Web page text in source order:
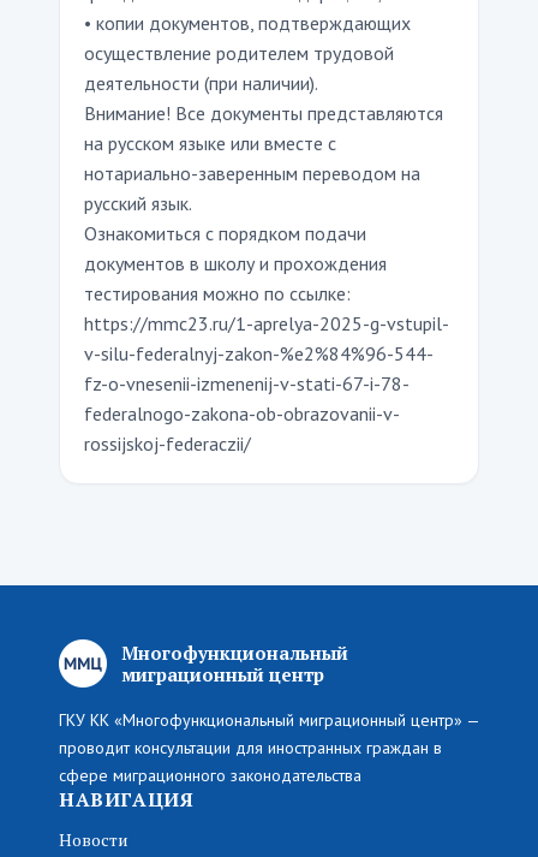
• копии документов, подтверждающих
осуществление родителем трудовой
деятельности (при наличии).
Внимание! Все документы представляются
на русском языке или вместе с
нотариально-заверенным переводом на
русский язык.
Ознакомиться с порядком подачи
документов в школу и прохождения
тестирования можно по ссылке:
https://mmc23.ru/1-aprelya-2025-g-vstupil-
v-silu-federalnyj-zakon-%e2%84%96-544-
fz-o-vnesenii-izmenenij-v-stati-67-i-78-
federalnogo-zakona-ob-obrazovanii-v-
rossijskoj-federaczii/
Многофункциональный
миграционный центр
ГКУ КК «Многофункциональный миграционный центр» —
проводит консультации для иностранных граждан в
сфере миграционного законодательства
НАВИГАЦИЯ
Новости